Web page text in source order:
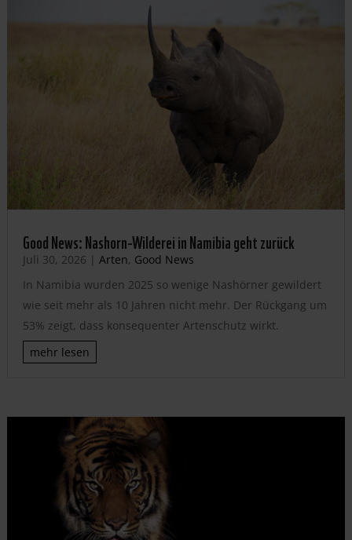
Good News: Nashorn-Wilderei in Namibia geht zurück
Juli 30, 2026 | Arten, Good News
In Namibia wurden 2025 so wenige Nashörner gewildert
wie seit mehr als 10 Jahren nicht mehr. Der Rückgang um
53% zeigt, dass konsequenter Artenschutz wirkt.
mehr lesen